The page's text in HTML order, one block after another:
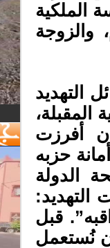
الملكية
أفرزت
حزبه
الدولة
قبل
نُستعمل